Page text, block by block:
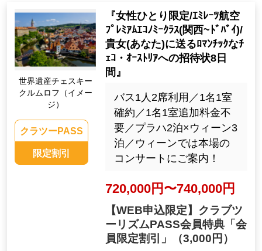
世界遺産チェスキー
クルムロフ（イメー
ジ）
クラツーPASS
限定割引
『女性ひとり限定/ｴﾐﾚｰﾂ航空
ﾌﾟﾚﾐｱﾑｴｺﾉﾐｰｸﾗｽ(関西~ﾄﾞﾊﾞｲ)/
貴女(あなた)に送るﾛﾏﾝﾁｯｸなﾁ
ｪｺ・ｵｰｽﾄﾘｱへの招待状8日
間』
バス1人2席利用／1名1室
確約／1名1室追加料金不
要／プラハ2泊×ウィーン3
泊／ウィーンでは本場の
コンサートにご案内！
720,000円〜740,000円
【WEB申込限定】クラブツ
ーリズムPASS会員特典「会
員限定割引」
（3,000円）